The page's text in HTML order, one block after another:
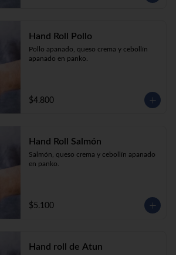
Hand Roll Pollo
Pollo apanado, queso crema y cebollín
apanado en panko.
$4.800
Hand Roll Salmón
Salmón, queso crema y cebollín apanado
en panko.
$5.100
Hand roll de Atun